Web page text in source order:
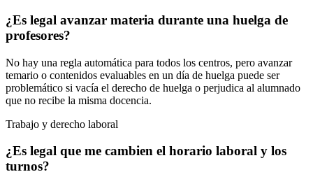
¿Es legal avanzar materia durante una huelga de
profesores?
No hay una regla automática para todos los centros, pero avanzar
temario o contenidos evaluables en un día de huelga puede ser
problemático si vacía el derecho de huelga o perjudica al alumnado
que no recibe la misma docencia.
Trabajo y derecho laboral
¿Es legal que me cambien el horario laboral y los
turnos?